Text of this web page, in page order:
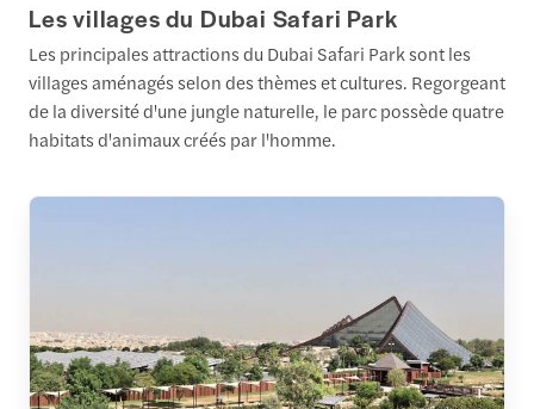
Les villages du Dubai Safari Park
Les principales attractions du Dubai Safari Park sont les
villages aménagés selon des thèmes et cultures. Regorgeant
de la diversité d'une jungle naturelle, le parc possède quatre
habitats d'animaux créés par l'homme.